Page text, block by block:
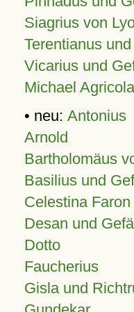
Siagrius von
Terentianus
Vicarius und
Michael Agricola
• neu: Antonius
Arnold
Bartholomäus
Basilius und
Celestina Faron
Desan und
Dotto
Faucherius
Gisla und